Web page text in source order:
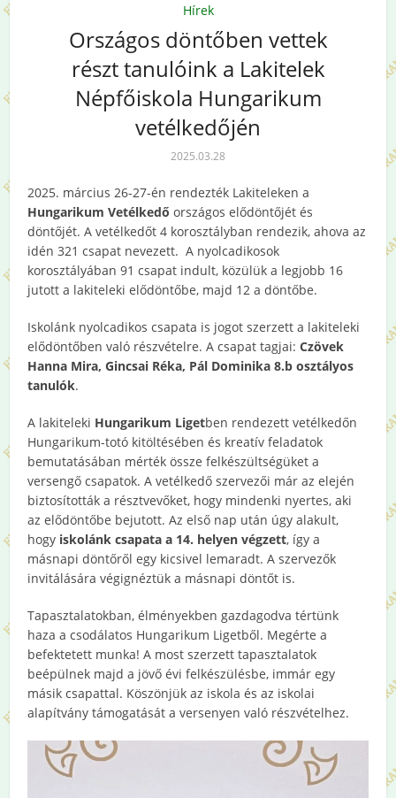
Hírek
Országos döntőben vettek
részt tanulóink a Lakitelek
Népfőiskola Hungarikum
vetélkedőjén
2025.03.28
2025. március 26-27-én rendezték Lakiteleken a
Hungarikum Vetélkedő országos elődöntőjét és
döntőjét. A vetélkedőt 4 korosztályban rendezik, ahova az
idén 321 csapat nevezett. A nyolcadikosok
korosztályában 91 csapat indult, közülük a legjobb 16
jutott a lakiteleki elődöntőbe, majd 12 a döntőbe.
Iskolánk nyolcadikos csapata is jogot szerzett a lakiteleki
elődöntőben való részvételre. A csapat tagjai:Czövek
Hanna Mira, Gincsai Réka, Pál Dominika 8.b osztályos
tanulók.
A lakiteleki Hungarikum Ligetben rendezett vetélkedőn
Hungarikum-totó kitöltésében és kreatív feladatok
bemutatásában mérték össze felkészültségüket a
versengő csapatok. A vetélkedő szervezői már az elején
biztosították a résztvevőket, hogy mindenki nyertes, aki
az elődöntőbe bejutott. Az első nap után úgy alakult,
hogy iskolánk csapata a 14. helyen végzett, így a
másnapi döntőről egy kicsivel lemaradt. A szervezők
invitálására végignéztük a másnapi döntőt is.
Tapasztalatokban, élményekben gazdagodva tértünk
haza a csodálatos Hungarikum Ligetből. Megérte a
befektetett munka! A most szerzett tapasztalatok
beépülnek majd a jövő évi felkészülésbe, immár egy
másik csapattal. Köszönjük az iskola és az iskolai
alapítvány támogatását a versenyen való részvételhez.